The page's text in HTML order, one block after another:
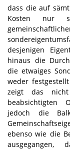
dass die auf
Kosten nur
desjenigen
hinaus die
die etwaiges
weder
zeigt das
beabsichtigten
jedoch die
ebenso wie die
ausgegangen,